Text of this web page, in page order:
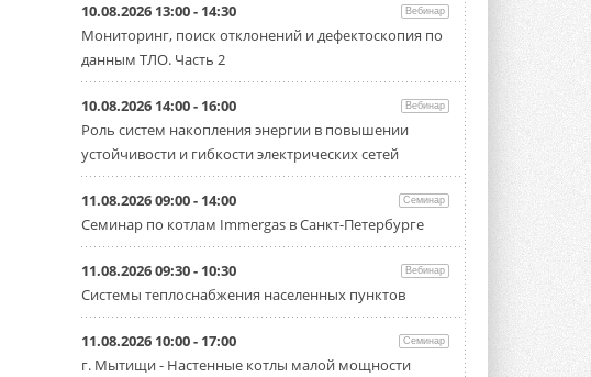
«РУСКЛИМАТ Fest 2026» в Уфе
собрал свыше 700 профи
климатической отрасли
Организатором выступил торгово-
производственный холдинг ...
«Датарк» испытал модульный
ЦОД с плотностью 54 кВт на
стойку
Испытания прошли на собственной
производственной площадке и были ...
3 АВГУСТА 2026
Samsung выпускает VRF-
систему DVM на R32
производительностью от 22,4 до 56 кВт.
Суммарная длина трубопроводов ...
10.08.2026 13:00 - 14:30 Вебинар
Мониторинг, поиск отклонений и дефектоскопия по
данным ТЛО. Часть 2
10.08.2026 14:00 - 16:00 Вебинар
Роль систем накопления энергии в повышении
устойчивости и гибкости электрических сетей
11.08.2026 09:00 - 14:00 Семинар
Семинар по котлам Immergas в Санкт-Петербурге
11.08.2026 09:30 - 10:30 Вебинар
Системы теплоснабжения населенных пунктов
11.08.2026 10:00 - 17:00 Семинар
г. Мытищи - Настенные котлы малой мощности